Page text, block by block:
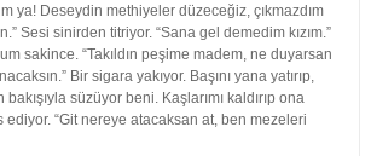
ya! Deseydin methiyeler düzeceğiz, çıkmazdım
Sesi sinirden titriyor. “Sana gel demedim kızım.”
sakince. “Takıldın peşime madem, ne duyarsan
Bir sigara yakıyor. Başını yana yatırıp,
süzüyor beni. Kaşlarımı kaldırıp ona
ediyor. “Git nereye atacaksan at, ben mezeleri